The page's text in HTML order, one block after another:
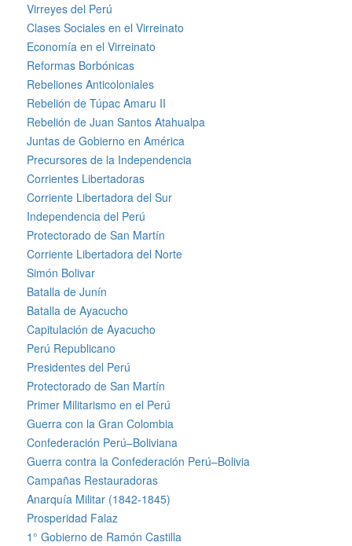
Virreyes del Perú
Clases Sociales en el Virreinato
Economía en el Virreinato
Reformas Borbónicas
Rebeliones Anticoloniales
Rebelión de Túpac Amaru II
Rebelión de Juan Santos Atahualpa
Juntas de Gobierno en América
Precursores de la Independencia
Corrientes Libertadoras
Corriente Libertadora del Sur
Independencia del Perú
Protectorado de San Martín
Corriente Libertadora del Norte
Simón Bolivar
Batalla de Junín
Batalla de Ayacucho
Capitulación de Ayacucho
Perú Republicano
Presidentes del Perú
Protectorado de San Martín
Primer Militarismo en el Perú
Guerra con la Gran Colombia
Confederación Perú–Boliviana
Guerra contra la Confederación Perú–Bolivia
Campañas Restauradoras
Anarquía Militar (1842-1845)
Prosperidad Falaz
1° Gobierno de Ramón Castilla